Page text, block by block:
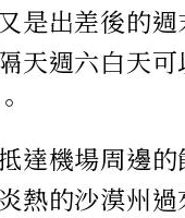
是出差後的
天週六白天
達機場周邊
熱的沙漠州